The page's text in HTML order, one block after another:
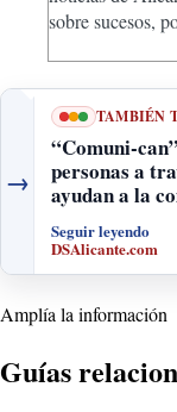
sobre sucesos,
→
TAMBIÉN
“Comuni-
personas a
ayudan a la
Seguir leyendo
DSAlicante.com
Amplía la información
Guías